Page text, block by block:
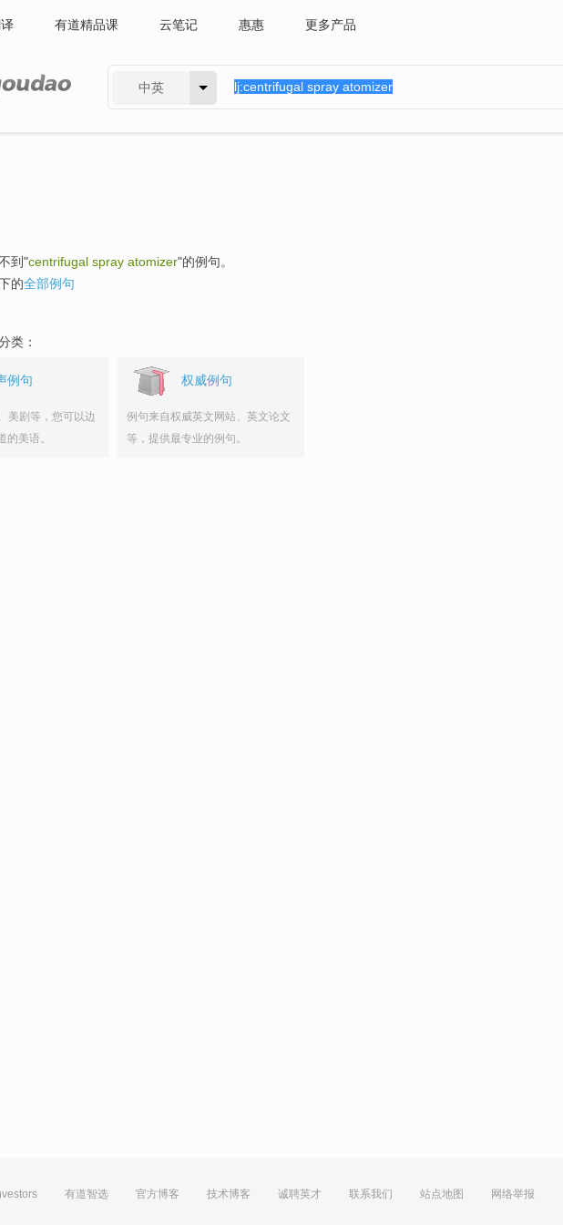
有道精品课 云笔记 惠惠 更多产品
中英
到"centrifugal spray atomizer"的例句。
的全部例句
类：
例句
美剧等，您可以边
的美语。
权威例句
例句来自权威英文网站、英文论文
等，提供最专业的例句。
有道智选 官方博客 技术博客 诚聘英才 联系我们 站点地图 网络举报